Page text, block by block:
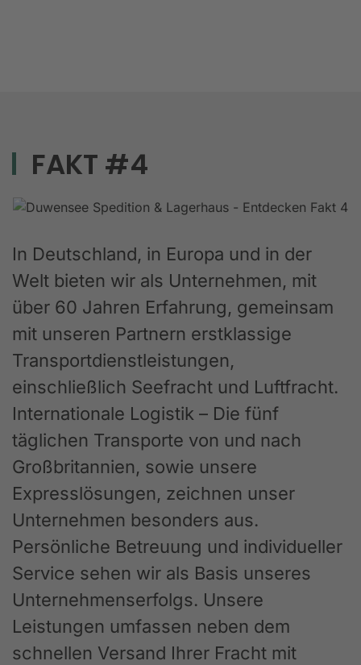
FAKT #4
In Deutschland, in Europa und in der
Welt bieten wir als Unternehmen, mit
über 60 Jahren Erfahrung, gemeinsam
mit unseren Partnern erstklassige
Transportdienstleistungen,
einschließlich Seefracht und Luftfracht.
Internationale Logistik – Die fünf
täglichen Transporte von und nach
Großbritannien, sowie unsere
Expresslösungen, zeichnen unser
Unternehmen besonders aus.
Persönliche Betreuung und individueller
Service sehen wir als Basis unseres
Unternehmenserfolgs. Unsere
Leistungen umfassen neben dem
schnellen Versand Ihrer Fracht mit